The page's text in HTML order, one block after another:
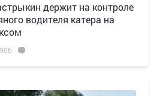
держит на контроле
водителя катера на